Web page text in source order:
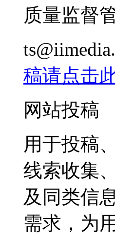
质量监督
稿请点击
网站投稿
用于投稿
线索收集
及同类信
需求，为